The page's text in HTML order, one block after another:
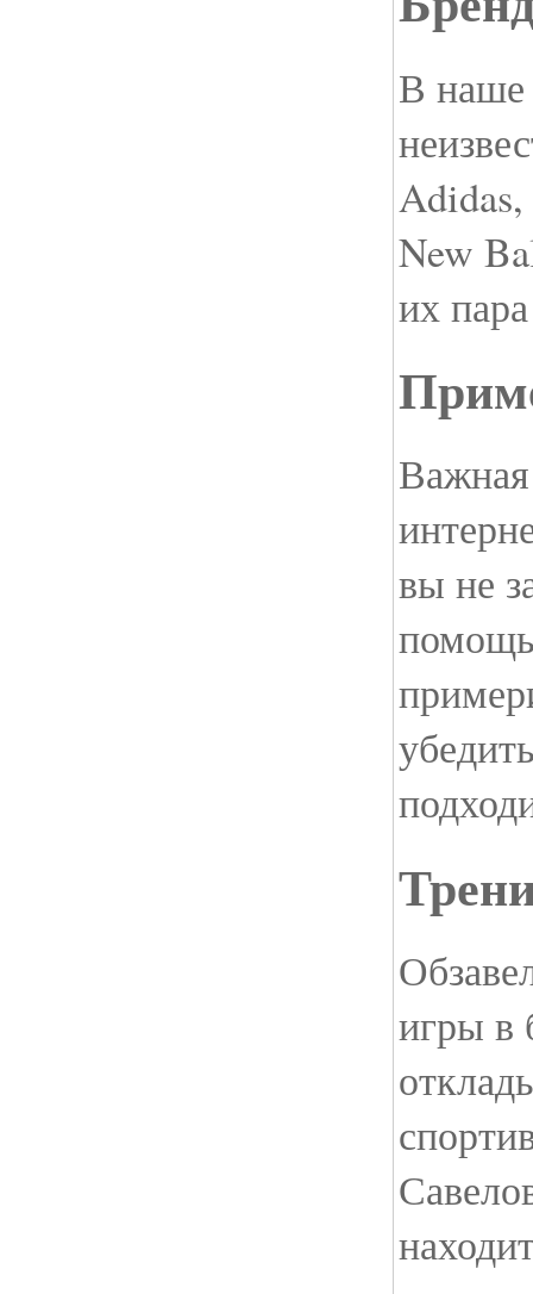
В наше
New
их
вы не
игры в